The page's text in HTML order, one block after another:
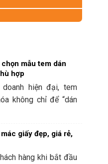
mẫu tem dán
hợp
doanh hiện đại, tem
không chỉ để “dán
giấy đẹp, giá rẻ,
hàng khi bắt đầu